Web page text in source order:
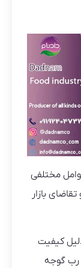
مختلفی
بازار
کیفیت
رب گوجه